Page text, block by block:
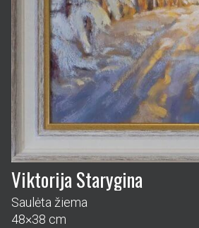
Viktorija Starygina
Saulėta žiema
48×38 cm